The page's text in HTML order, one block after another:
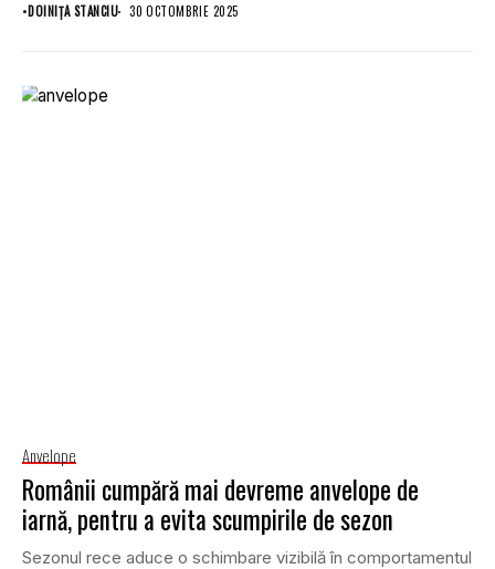
•DOINIŢA STANCIU 30 OCTOMBRIE 2025
Anvelope
Românii cumpără mai devreme anvelope de
iarnă, pentru a evita scumpirile de sezon
Sezonul rece aduce o schimbare vizibilă în comportamentul